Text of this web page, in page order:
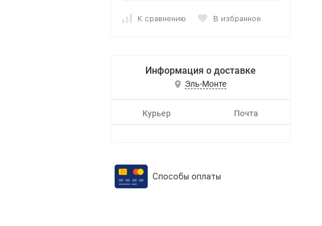
К сравнению В избранное
Информация о доставке
Эль-Монте
Курьер Почта
Способы оплаты